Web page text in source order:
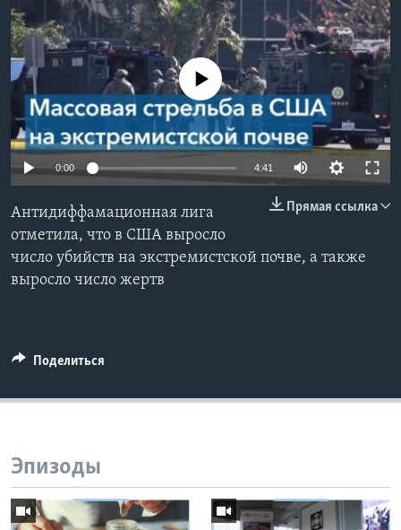
Learning English
СОЦИАЛЬНЫЕ СЕТИ
Языки
No media source currently available
0:00 4:41
Прямая ссылка
Антидиффамационная лига
отметила, что в США выросло
число убийств на экстремистской почве, а также
выросло число жертв
Поделиться
Эпизоды